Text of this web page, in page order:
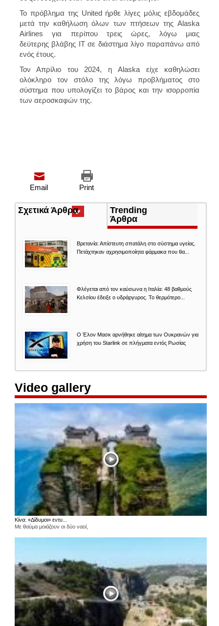
Το πρόβλημα της United ήρθε λίγες μόλις εβδομάδες
μετά την καθήλωση όλων των πτήσεων της Alaska
Airlines για περίπου τρεις ώρες, λόγω μιας
δεύτερης βλάβης ITσε διάστημα λίγο παραπάνω από
ενός έτους.
Τον Απρίλιο του 2024, η Alaska είχε καθηλώσει
ολόκληρο τον στόλο της λόγω προβλήματος στο
σύστημα που υπολογίζει το βάρος και την ισορροπία
των αεροσκαφών της.
Print
Email
Σχετικά Άρθρα(ενεργή
καρτέλα)
Trending
Άρθρα
Βρετανία: Απίστευτη σπατάλη στο σύστημα υγείας.
Πετάχτηκαν αχρησιμοποίητα φάρμακα που θα...
Φλέγεται από τον καύσωνα η Ιταλία: 48 βαθμούς
Κελσίου έδειξε ο υδράργυρος. Το θερμότερο...
O Έλον Mασκ αρνήθηκε αίτημα των Ουκρανών για
χρήση του Starlink σε πλήγματα εντός Ρωσίας
Video gallery
Κίνα: «Δίδυμοι» εντυ...
Με θαύμα μοιάζουν οι δύο ναοί,